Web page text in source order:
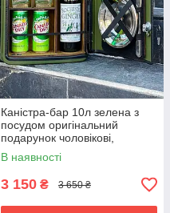
Каністра-бар 10л зелена з
посудом оригінальний
подарунок чоловікові,
військовому, комбату,
побратиму
В наявності
3 150 ₴ 3 650 ₴